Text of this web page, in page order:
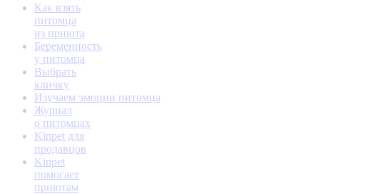
Как взять
питомца
из приюта
Беременность
у питомца
Выбрать
кличку
Изучаем эмоции питомца
Журнал
о питомцах
Kinpet для
продавцов
Kinpet
помогает
приютам